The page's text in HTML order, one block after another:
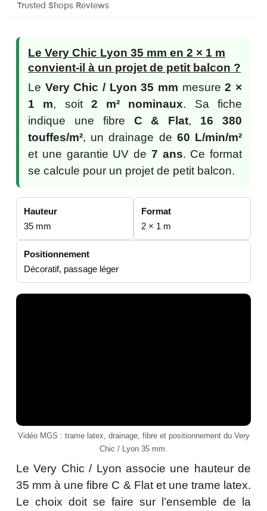
Trusted Shops Reviews
Le Very Chic Lyon 35 mm en 2 × 1 m
convient-il à un projet de petit balcon ?
Le Very Chic / Lyon 35 mm mesure2 ×
1 m, soit 2 m² nominaux. Sa fiche
indique une fibre C & Flat, 16 380
touffes/m², un drainage de 60 L/min/m²
et une garantie UV de 7 ans. Ce format
se calcule pour un projet de petit balcon.
Hauteur
35 mm
Format
2 × 1 m
Positionnement
Décoratif, passage léger
Vidéo MGS : trame latex, drainage, fibre et positionnement du Very
Chic / Lyon 35 mm.
Le Very Chic / Lyon associe une hauteur de
35 mm à une fibre C & Flat et une trame latex.
Le choix doit se faire sur l’ensemble de la